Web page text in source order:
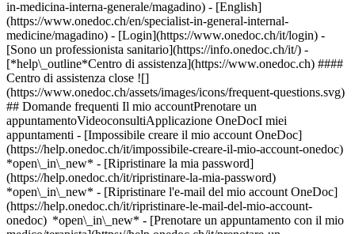
in-medicina-interna-generale/magadino) - [English]
(https://www.onedoc.ch/en/specialist-in-general-internal-
medicine/magadino) - [Login](https://www.onedoc.ch/it/login) -
[Sono un professionista sanitario](https://info.onedoc.ch/it/) -
[*help\_outline*Centro di assistenza](https://www.onedoc.ch) ####
Centro di assistenza close ![]
(https://www.onedoc.ch/assets/images/icons/frequent-questions.svg)
## Domande frequenti Il mio accountPrenotare un
appuntamentoVideoconsultiApplicazione OneDocI miei
appuntamenti - [Impossibile creare il mio account OneDoc]
(https://help.onedoc.ch/it/impossibile-creare-il-mio-account-onedoc)
*open\_in\_new* - [Ripristinare la mia password]
(https://help.onedoc.ch/it/ripristinare-la-mia-password)
*open\_in\_new* - [Ripristinare l'e-mail del mio account OneDoc]
(https://help.onedoc.ch/it/ripristinare-le-mail-del-mio-account-
onedoc) *open\_in\_new* - [Prenotare un appuntamento con il mio